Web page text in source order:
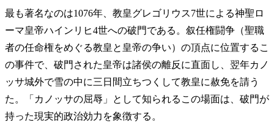
最も著名なのは1076年、教皇グレゴリウス7世による神聖ロ
ーマ皇帝ハインリヒ4世への破門である。叙任権闘争（聖職
者の任命権をめぐる教皇と皇帝の争い）の頂点に位置するこ
の事件で、破門された皇帝は諸侯の離反に直面し、翌年カノ
ッサ城外で雪の中に三日間立ちつくして教皇に赦免を請う
た。「カノッサの屈辱」として知られるこの場面は、破門が
持った現実的政治効力を象徴する。